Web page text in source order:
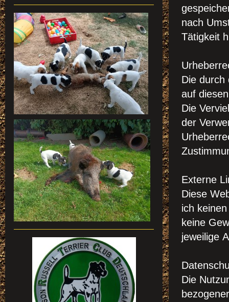
nach
Tätigkeit
Die durch
auf
Die
der
Externe
Diese
ich
keine
jeweilige
Die